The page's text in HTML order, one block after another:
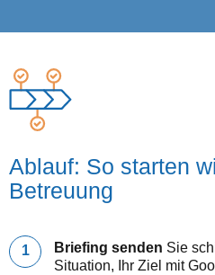
Ablauf: So starten
Betreuung
Briefing senden Sie
Situation, Ihr Ziel mit